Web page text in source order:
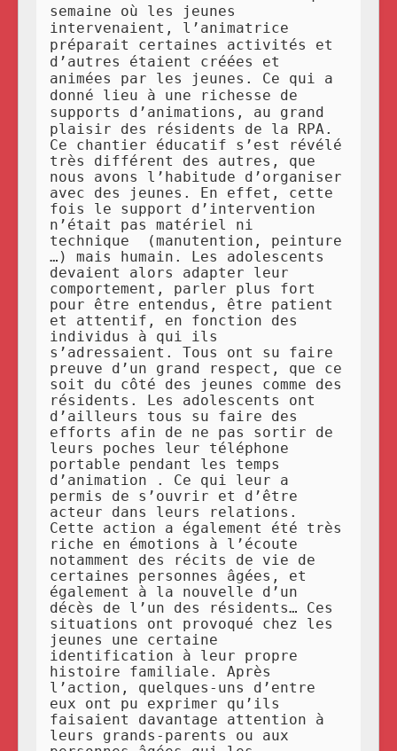
semaine où les jeunes
intervenaient, l’animatrice
préparait certaines activités et
d’autres étaient créées et
animées par les jeunes. Ce qui a
donné lieu à une richesse de
supports d’animations, au grand
plaisir des résidents de la RPA.
Ce chantier éducatif s’est révélé
très différent des autres, que
nous avons l’habitude d’organiser
avec des jeunes. En effet, cette
fois le support d’intervention
n’était pas matériel ni
technique (manutention, peinture
…) mais humain. Les adolescents
devaient alors adapter leur
comportement, parler plus fort
pour être entendus, être patient
et attentif, en fonction des
individus à qui ils
s’adressaient. Tous ont su faire
preuve d’un grand respect, que ce
soit du côté des jeunes comme des
résidents. Les adolescents ont
d’ailleurs tous su faire des
efforts afin de ne pas sortir de
leurs poches leur téléphone
portable pendant les temps
d’animation . Ce qui leur a
permis de s’ouvrir et d’être
acteur dans leurs relations.
Cette action a également été très
riche en émotions à l’écoute
notamment des récits de vie de
certaines personnes âgées, et
également à la nouvelle d’un
décès de l’un des résidents… Ces
situations ont provoqué chez les
jeunes une certaine
identification à leur propre
histoire familiale. Après
l’action, quelques-uns d’entre
eux ont pu exprimer qu’ils
faisaient davantage attention à
leurs grands-parents ou aux